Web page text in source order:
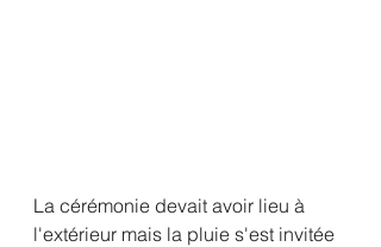
La cérémonie devait avoir lieu à
l'extérieur mais la pluie s'est invitée